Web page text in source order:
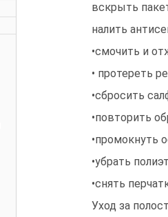
вскрыть
налить
•смочить и
• протереть
•сбросить
•повторить
•промокнуть
•убрать
•снять
Уход за